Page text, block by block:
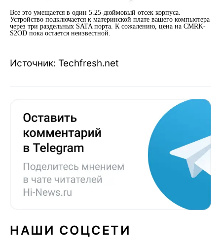
Все это умещается в один 5.25-дюймовый отсек корпуса.
Устройство подключается к материнской плате вашего компьютера
через три раздельных SATA порта. К сожалению, цена на CMRK-
S2OD пока остается неизвестной.
Источник: Techfresh.net
НАШИ СОЦСЕТИ